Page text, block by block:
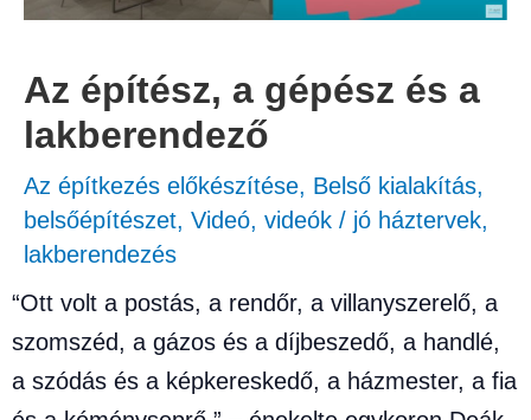
Az építész, a gépész és a
lakberendező
Az építkezés előkészítése, Belső kialakítás,
belsőépítészet, Videó, videók / jó háztervek,
lakberendezés
“Ott volt a postás, a rendőr, a villanyszerelő, a
szomszéd, a gázos és a díjbeszedő, a handlé,
a szódás és a képkereskedő, a házmester, a fia